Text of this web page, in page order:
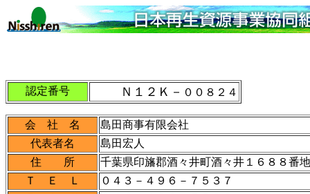
認定番号 Ｎ１２Ｋ－ ００８２４
会 社 名
島田商事有限会社
代表者名
島田宏人
住 所
千葉県印旛郡酒々井町酒々井１６８８番
Ｔ Ｅ Ｌ
０４３－４９６－７５３７